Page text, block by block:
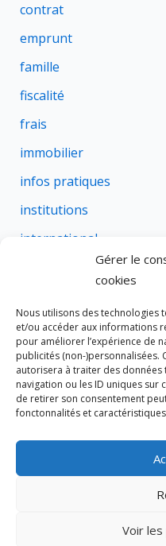
Gérer le
cookies
Nous utilisons des technologies
et/ou accéder aux informations
pour améliorer l’expérience de
publicités (non-)personnalisées.
autorisera à traiter des
navigation ou les ID uniques sur
de retirer son consentement
fonctonnalités et
Voir
contrat
emprunt
famille
fiscalité
frais
immobilier
infos pratiques
institutions
international
rural
social
succession
suretes
Tous droits réservés
Politique